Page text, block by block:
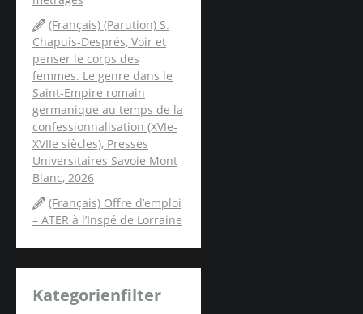
(Français) (Parution) S.
Chapuis-Després, Voir et
penser le corps des
femmes. Le genre dans le
Saint-Empire romain
germanique au temps de la
confessionnalisation (XVIe-
XVIIe siècles), Presses
Universitaires Savoie Mont
Blanc, 2026
(Français) Offre d’emploi
– ATER à l’Inspé de Lorraine
Kategorienfilter